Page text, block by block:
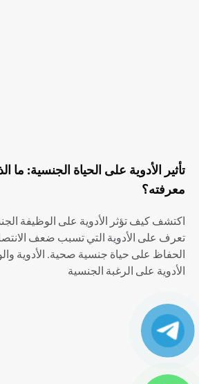
تأثير الأدوية على الحياة الجنسية: ما
معرفته؟
اكتشف كيف تؤثر الأدوية على الوظيفة
تعرف على الأدوية التي تسبب ضعف
الحفاظ على حياة جنسية صحية. الأدوية
الأدوية على الرغبة الجنسية